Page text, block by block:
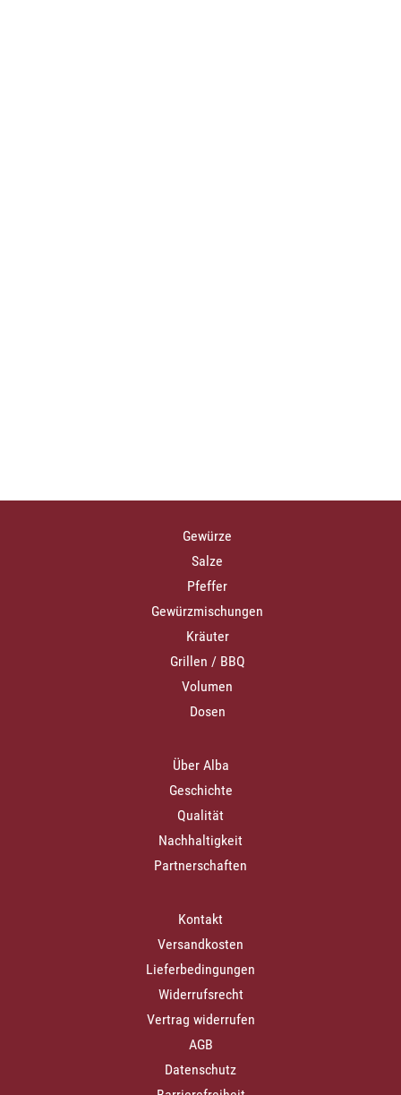
Gewürze
Salze
Pfeffer
Gewürzmischungen
Kräuter
Grillen / BBQ
Volumen
Dosen
Über Alba
Geschichte
Qualität
Nachhaltigkeit
Partnerschaften
Kontakt
Versandkosten
Lieferbedingungen
Widerrufsrecht
Vertrag widerrufen
AGB
Datenschutz